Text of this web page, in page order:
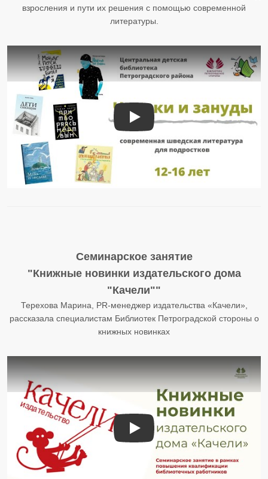
взросления и пути их решения с помощью современной
литературы.
Чудаки и зануды: современная
Семинарское занятие
"Книжные новинки издательского дома
"Качели""
Терехова Марина, PR-менеджер издательства «Качели»,
рассказала специалистам Библиотек Петроградской стороны о
книжных новинках
Книжные новинки издательского